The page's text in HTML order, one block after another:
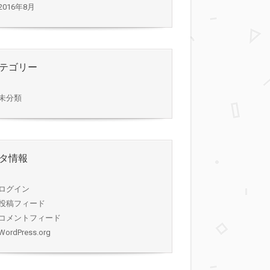
年8月
ゴリー
分類
情報
グイン
稿フィード
メントフィード